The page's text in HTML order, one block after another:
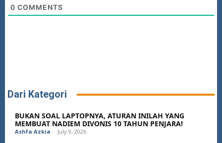
0 COMMENTS
Dari Kategori
BUKAN SOAL LAPTOPNYA, ATURAN INILAH YANG
MEMBUAT NADIEM DIVONIS 10 TAHUN PENJARA!
Ashfa Azkia - July 9, 2026